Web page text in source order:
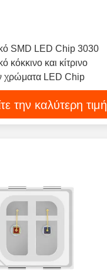
SMD LED Chip 3030
κόκκινο και κίτρινο
χρώματα LED Chip
την καλύτερη τιμή